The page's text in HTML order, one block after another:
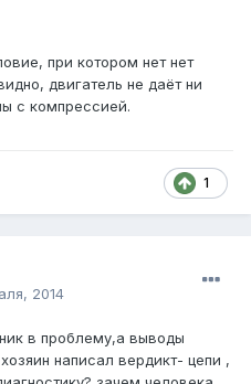
при котором нет нет
двигатель не даёт ни
с компрессией.
1
2014
в проблему,а выводы
написал вердикт- цепи ,